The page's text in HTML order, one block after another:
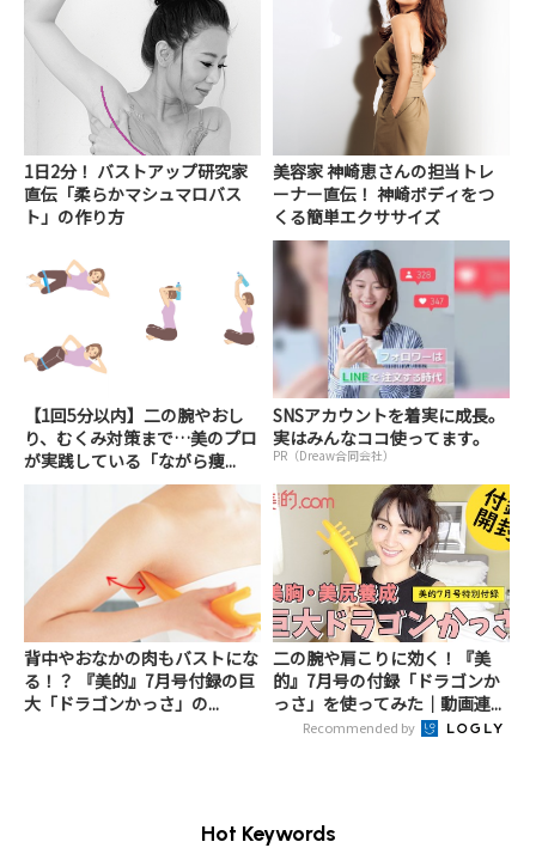
1日2分！ バストアップ研究家
直伝「柔らかマシュマロバス
ト」の作り方
美容家 神崎恵さんの担当トレ
ーナー直伝！ 神崎ボディをつ
くる簡単エクササイズ
【1回5分以内】二の腕やおし
り、むくみ対策まで…美のプロ
が実践している「ながら痩...
SNSアカウントを着実に成長。
実はみんなココ使ってます。
PR（Dreaw合同会社）
背中やおなかの肉もバストにな
る！？ 『美的』7月号付録の巨
大「ドラゴンかっさ」の...
二の腕や肩こりに効く！『美
的』7月号の付録「ドラゴンか
っさ」を使ってみた｜動画連...
Recommended by
Hot Keywords